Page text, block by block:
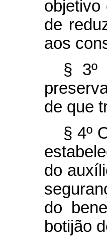
objetivo
de
aos
§ 3º
de que
§ 4º
do
do
botijão